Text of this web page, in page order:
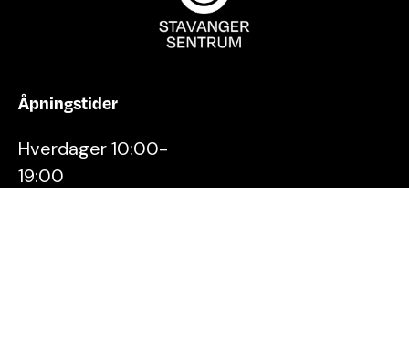
Åpningstider
Hverdager 10:00-
19:00